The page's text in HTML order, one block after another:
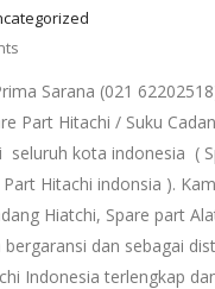
Sarana (021
Part Hitachi / Suku
seluruh kota indonesia (
Part Hitachi indonsia ).
Hiatchi, Spare part
dan sebagai
Indonesia terlengkap